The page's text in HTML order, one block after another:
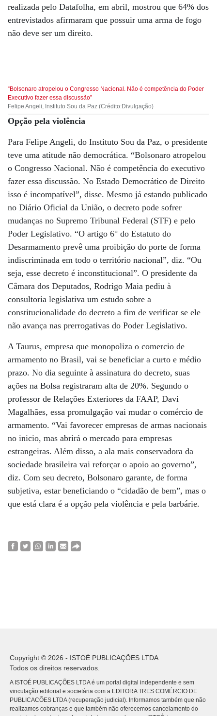
realizada pelo Datafolha, em abril, mostrou que 64% dos
entrevistados afirmaram que possuir uma arma de fogo
não deve ser um direito.
“Bolsonaro atropelou o Congresso Nacional. Não é competência do Poder
Executivo fazer essa discussão”
Felipe Angeli, Instituto Sou da Paz (Crédito:Divulgação)
Opção pela violência
Para Felipe Angeli, do Instituto Sou da Paz, o presidente
teve uma atitude não democrática. “Bolsonaro atropelou
o Congresso Nacional. Não é competência do executivo
fazer essa discussão. No Estado Democrático de Direito
isso é incompatível”, disse. Mesmo já estando publicado
no Diário Oficial da União, o decreto pode sofrer
mudanças no Supremo Tribunal Federal (STF) e pelo
Poder Legislativo. “O artigo 6° do Estatuto do
Desarmamento prevê uma proibição do porte de forma
indiscriminada em todo o território nacional”, diz. “Ou
seja, esse decreto é inconstitucional”. O presidente da
Câmara dos Deputados, Rodrigo Maia pediu à
consultoria legislativa um estudo sobre a
constitucionalidade do decreto a fim de verificar se ele
não avança nas prerrogativas do Poder Legislativo.
A Taurus, empresa que monopoliza o comercio de
armamento no Brasil, vai se beneficiar a curto e médio
prazo. No dia seguinte à assinatura do decreto, suas
ações na Bolsa registraram alta de 20%. Segundo o
professor de Relações Exteriores da FAAP, Davi
Magalhães, essa promulgação vai mudar o comércio de
armamento. “Vai favorecer empresas de armas nacionais
no inicio, mas abrirá o mercado para empresas
estrangeiras. Além disso, a ala mais conservadora da
sociedade brasileira vai reforçar o apoio ao governo”,
diz. Com seu decreto, Bolsonaro garante, de forma
subjetiva, estar beneficiando o “cidadão de bem”, mas o
que está clara é a opção pela violência e pela barbárie.
Copyright © 2026 - ISTOÉ PUBLICAÇÕES LTDA
Todos os direitos reservados.
A ISTOÉ PUBLICAÇÕES LTDA é um portal digital independente e sem
vinculação editorial e societária com a EDITORA TRES COMÉRCIO DE
PUBLICACÕES LTDA (recuperação judicial). Informamos também que não
realizamos cobranças e que também não oferecemos cancelamento do